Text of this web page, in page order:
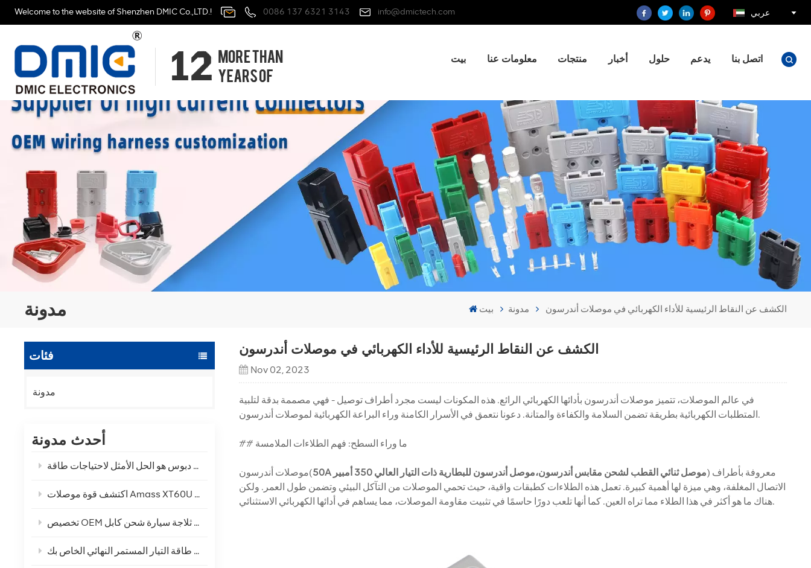
Welcome to the website of Shenzhen DMIC Co.,LTD.! 0086 137 6321 3143 info@dmictech.com عربي
بيت معلومات عنا منتجات أخبار حلول يدعم اتصل بنا
مدونة بيت مدونة الكشف عن النقاط الرئيسية للأداء الكهربائي في موصلات أندرسون
فئات
مدونة
أحدث مدونة
هل موصل طاقة السيارة الكهربائية عالي التيار 2 + 4 دبوس هو الحل الأمثل لاحتياجات طاقة EV الخاصة بك؟
اكتشف قوة موصلات Amass XT60U XT60 XT60H-F / M الأصلية
سلك تمديد قابس ولاعة السجائر عالي الطاقة المخصص للمصنع للثلاجة - حل طاقة التيار المستمر النهائي الخاص بك
الكشف عن النقاط الرئيسية للأداء الكهربائي في موصلات أندرسون
Nov 02, 2023
في عالم الموصلات، تتميز موصلات أندرسون بأدائها الكهربائي الرائع. هذه المكونات ليست مجرد أطراف توصيل - فهي مصممة بدقة لتلبية
المتطلبات الكهربائية بطريقة تضمن السلامة والكفاءة والمتانة. دعونا نتعمق في الأسرار الكامنة وراء البراعة الكهربائية لموصلات أندرسون.
## ما وراء السطح: فهم الطلاءات الملامسة
موصلات أندرسون( 50A موصل ثنائي القطب لشحن مقابس أندرسون،موصل أندرسون للبطارية ذات التيار العالي 350 أمبير
) معروفة بأطراف
الاتصال المغلفة، وهي ميزة لها أهمية كبيرة. تعمل هذه الطلاءات كطبقات واقية، حيث تحمي الموصلات من التآكل البيئي وتضمن طول العمر. ولكن
هناك ما هو أكثر في هذا الطلاء مما تراه العين. كما أنها تلعب دورًا حاسمًا في تثبيت مقاومة الموصلات، مما يساهم في أدائها الكهربائي الاستثنائي.